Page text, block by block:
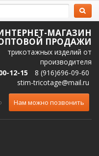
МАГАЗИН
ПРОДАЖИ
трикотажных изделий от
производителя
12-15
8 (916)696-09-60
stim-tricotage@mail.ru
Нам можно позвонить